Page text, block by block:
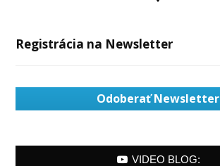
Registrácia na Newsletter
Odoberať Newsletter
VIDEO BLOG: